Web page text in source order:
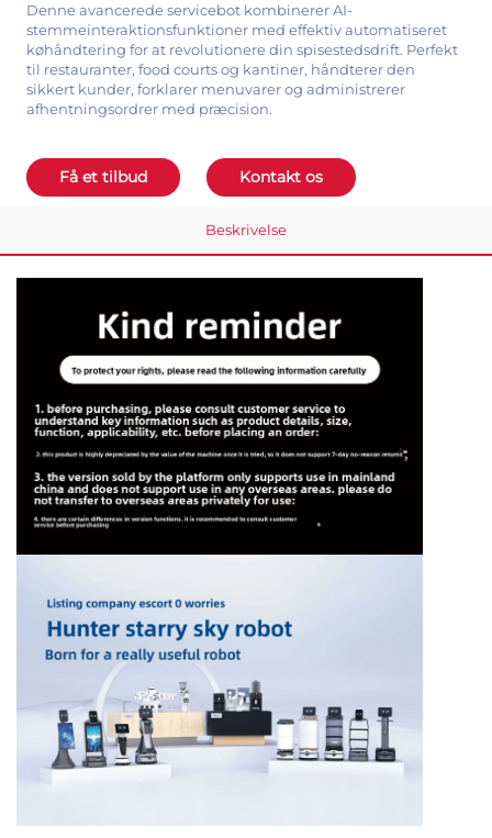
Denne avancerede servicebot kombinerer AI-
stemmeinteraktionsfunktioner med effektiv automatiseret
køhåndtering for at revolutionere din spisestedsdrift. Perfekt
til restauranter, food courts og kantiner, håndterer den
sikkert kunder, forklarer menuvarer og administrerer
afhentningsordrer med præcision.
Få et tilbud Kontakt os
Beskrivelse